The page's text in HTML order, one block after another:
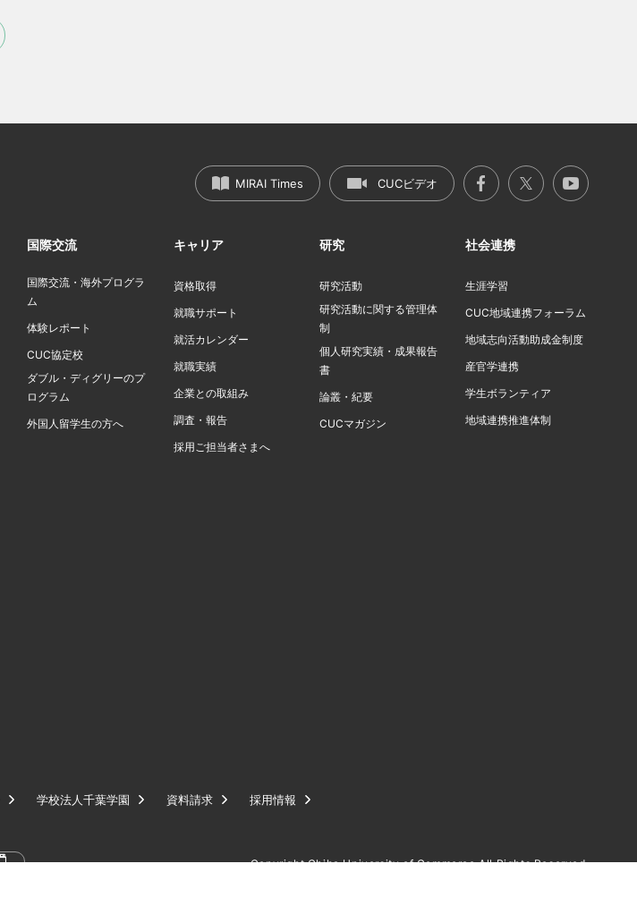
MIRAI Times CUCビデオ
国際交流
国際交流・海外プログラ
ム
体験レポート
CUC協定校
ダブル・ディグリーのプ
ログラム
外国人留学生の方へ
キャリア
資格取得
就職サポート
就活カレンダー
就職実績
企業との取組み
調査・報告
採用ご担当者さまへ
研究
研究活動
研究活動に関する管理体
制
個人研究実績・成果報告
書
論叢・紀要
CUCマガジン
社会連携
生涯学習
CUC地域連携フォーラム
地域志向活動助成金制度
産官学連携
学生ボランティア
地域連携推進体制
学校法人千葉学園 資料請求 採用情報
Copyright Chiba University of Commerce All Rights Reserved.